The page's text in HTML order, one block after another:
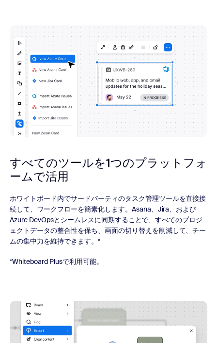
すべてのツールを1つのプラットフォ
ームで活用
ホワイトボード内でサードパーティのタスク管理ツールを直接接
続して、ワークフローを簡素化します。Asana、Jira、および
Azure DevOpsとシームレスに同期することで、すべてのプロジ
ェクトデータの整合性を保ち、画面の切り替えを削減して、チー
ムの集中力を維持できます。*
*Whiteboard Plusで利用可能。